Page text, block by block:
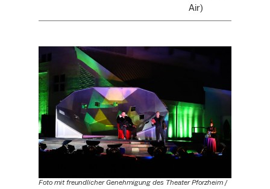
Air)
Foto mit freundlicher Genehmigung des Theater Pforzheim /